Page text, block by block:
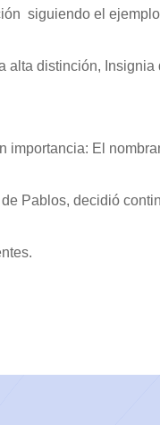
siguiendo el
alta distinción, Insignia
importancia: El
Pablos, decidió